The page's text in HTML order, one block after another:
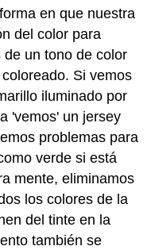
en que nuestra
del color para
un tono de color
Si vemos
iluminado por
'vemos' un jersey
problemas para
verde si está
mente, eliminamos
los colores de la
del tinte en la
también se